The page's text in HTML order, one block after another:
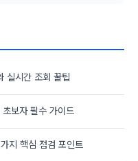
실시간 조회 꿀팁
보자 필수 가이드
지 핵심 점검 포인트